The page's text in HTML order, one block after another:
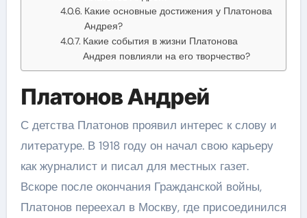
Какие основные достижения у Платонова
Андрея?
Какие события в жизни Платонова
Андрея повлияли на его творчество?
Платонов Андрей
С детства Платонов проявил интерес к слову и
литературе. В 1918 году он начал свою карьеру
как журналист и писал для местных газет.
Вскоре после окончания Гражданской войны,
Платонов переехал в Москву, где присоединился